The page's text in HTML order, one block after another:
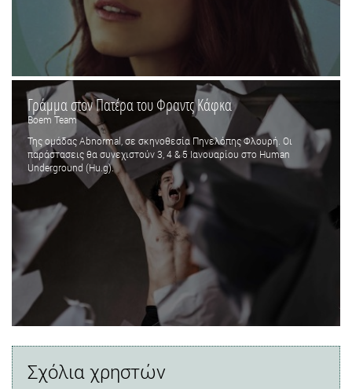
Γράμμα στον Πατέρα του Φραντς Κάφκα
Boem Team
Της ομάδας Αbnormal, σε σκηνοθεσία Πηνελόπης Φλουρή. Οι
παράστασεις θα συνεχιστούν 3, 4 & 5 Ιανουαρίου στο Human
Underground (Ηu.g).
Σχόλια χρηστών